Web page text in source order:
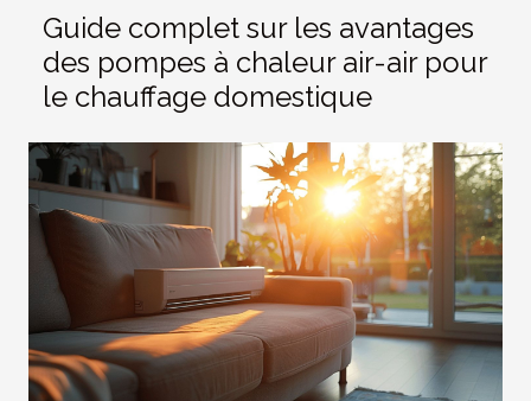
Guide complet sur les avantages
des pompes à chaleur air-air pour
le chauffage domestique